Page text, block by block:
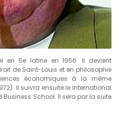
en 5e latine en 1956. Il devient
de Saint-Louis et en philosophie
économiques à la même
Il suivra ensuite le International
School. Il sera par la suite